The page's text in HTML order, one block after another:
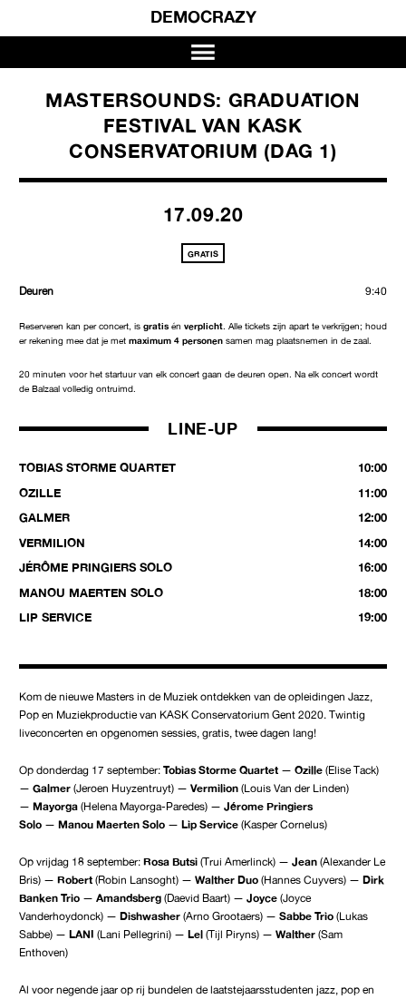
DEMOCRAZY
Kom de nieuwe Masters in de Muziek ontdekken van de opleidingen Jazz,
Pop en Muziekproductie van KASK Conservatorium Gent 2020. Twintig
liveconcerten en opgenomen sessies, gratis, twee dagen lang!
Op donderdag 17 september: Tobias Storme Quartet — Ozille (Elise Tack)
— Galmer (Jeroen Huyzentruyt) — Vermilion (Louis Van der Linden)
— Mayorga (Helena Mayorga-Paredes) — Jérome Pringiers
Solo — Manou Maerten Solo — Lip Service (Kasper Cornelus)
Op vrijdag 18 september: Rosa Butsi (Trui Amerlinck) — Jean (Alexander Le
Bris) — Robert (Robin Lansoght) — Walther Duo (Hannes Cuyvers) — Dirk
Banken Trio — Amandsberg (Daevid Baart) — Joyce (Joyce
Vanderhoydonck) — Dishwasher (Arno Grootaers) — Sabbe Trio (Lukas
Sabbe) — LANI (Lani Pellegrini) — Lel (Tijl Piryns) — Walther (Sam
Enthoven)
Al voor negende jaar op rij bundelen de laatstejaarsstudenten jazz, pop en
MASTERSOUNDS: GRADUATION
FESTIVAL VAN KASK
CONSERVATORIUM (DAG 1)
17.09.20
GRATIS
Deuren 9:40
Reserveren kan per concert, is gratis én verplicht. Alle tickets zijn apart te verkrijgen; houd
er rekening mee dat je met maximum 4 personen samen mag plaatsnemen in de zaal.
20 minuten voor het startuur van elk concert gaan de deuren open. Na elk concert wordt
de Balzaal volledig ontruimd.
LINE-UP
TOBIAS STORME QUARTET
10:00
OZILLE
11:00
GALMER
12:00
VERMILION
14:00
JÉRÔME PRINGIERS SOLO
16:00
MANOU MAERTEN SOLO
18:00
LIP SERVICE
19:00